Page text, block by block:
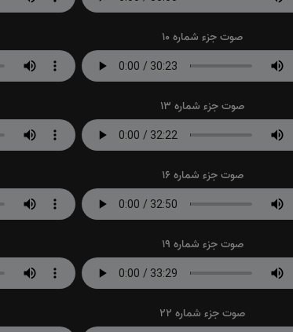
صوت جزء شماره 10
صوت جزء شماره 13
صوت جزء شماره 16
صوت جزء شماره 19
صوت جزء شماره 22